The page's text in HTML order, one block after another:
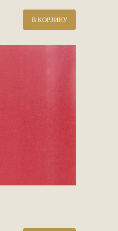
В КОРЗИНУ